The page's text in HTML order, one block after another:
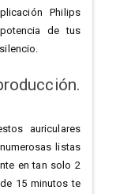
Philips
de tus
auriculares
listas
en tan solo 2
15 minutos te